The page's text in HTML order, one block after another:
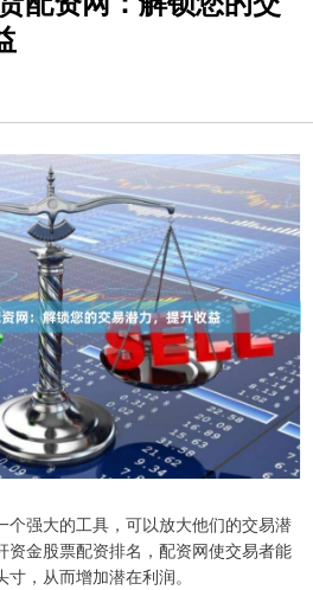
个强大的工具，可以放大他们的交易潜
资金股票配资排名，配资网使交易者能
，从而增加潜在利润。